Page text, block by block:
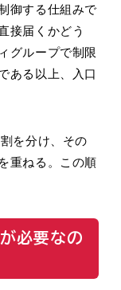
御する仕組みで
接届くかどう
グループで制限
ある以上、入口
を分け、その
重ねる。この順
必要なの